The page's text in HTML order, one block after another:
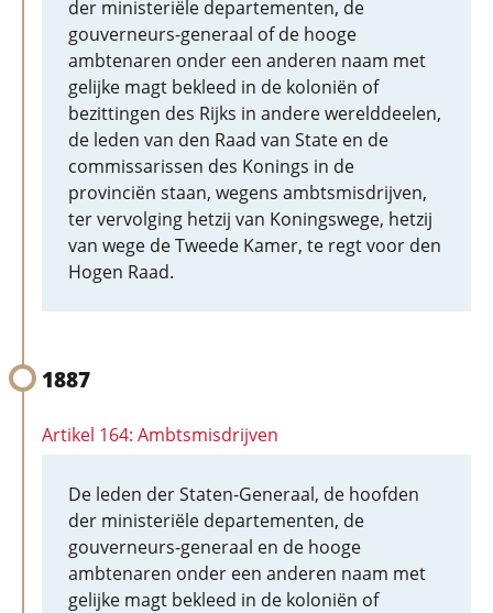
der ministeriële departementen, de
gouverneurs-generaal of de hooge
ambtenaren onder een anderen naam met
gelijke magt bekleed in de koloniën of
bezittingen des Rijks in andere werelddeelen,
de leden van den Raad van State en de
commissarissen des Konings in de
provinciën staan, wegens ambtsmisdrijven,
ter vervolging hetzij van Koningswege, hetzij
van wege de Tweede Kamer, te regt voor den
Hogen Raad.
1887
Artikel 164: Ambtsmisdrijven
De leden der Staten-Generaal, de hoofden
der ministeriële departementen, de
gouverneurs-generaal en de hooge
ambtenaren onder een anderen naam met
gelijke magt bekleed in de koloniën of